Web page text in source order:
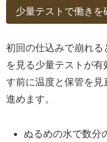
少量テストで働きを
初回の仕込みで崩れ
を見る少量テストが
す前に温度と保管を
進めます。
ぬるめの水で数分